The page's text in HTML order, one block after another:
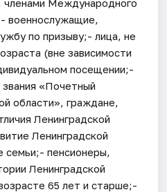
членами Международного
военнослужащие,
по призыву;- лица, не
(вне зависимости
посещении;-
«Почетный
области», граждане,
Ленинградской
Ленинградской
семьи;- пенсионеры,
Ленинградской
65 лет и старше;-